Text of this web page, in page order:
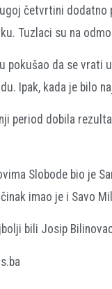
četvrtini dodatno
Tuzlaci su na
pokušao da se vrati
Ipak, kada je bilo
period dobila
Slobode bio je
imao je i Savo
bili Josip